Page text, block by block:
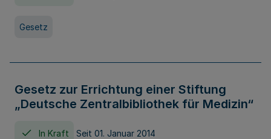
Gesetz
Gesetz zur Errichtung einer Stiftung
„Deutsche Zentralbibliothek für Medizin“
In Kraft Seit 01. Januar 2014